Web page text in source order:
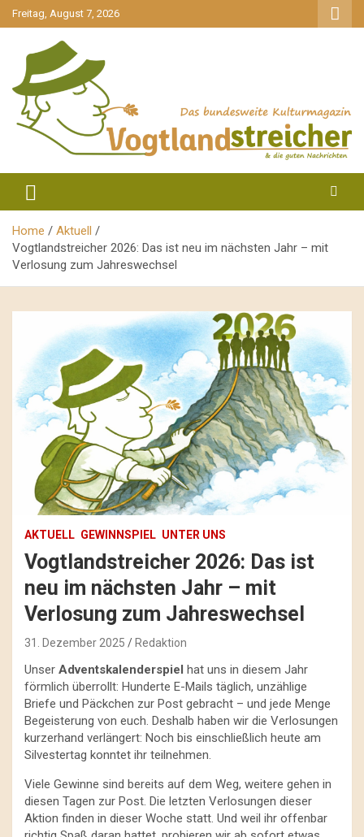
gehe
zum
Freitag, August 7, 2026
Vogtlandstreicher
Home
Aktuell
Vogtlandstreicher 2026: Das ist neu im nächsten Jahr – mit
Verlosung zum Jahreswechsel
AKTUELL GEWINNSPIEL UNTER UNS
Vogtlandstreicher 2026: Das ist
neu im nächsten Jahr – mit
Verlosung zum Jahreswechsel
31. Dezember 2025 Redaktion
Unser Adventskalenderspiel hat uns in diesem Jahr
förmlich überrollt: Hunderte E-Mails täglich, unzählige
Briefe und Päckchen zur Post gebracht – und jede Menge
Begeisterung von euch. Deshalb haben wir die Verlosungen
kurzerhand verlängert: Noch bis einschließlich heute am
Silvestertag konntet ihr teilnehmen.
Viele Gewinne sind bereits auf dem Weg, weitere gehen in
diesen Tagen zur Post. Die letzten Verlosungen dieser
Aktion finden in dieser Woche statt. Und weil ihr offenbar